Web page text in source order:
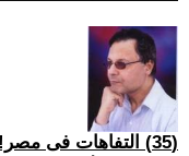
(35) التفاهات فى مصر!؟